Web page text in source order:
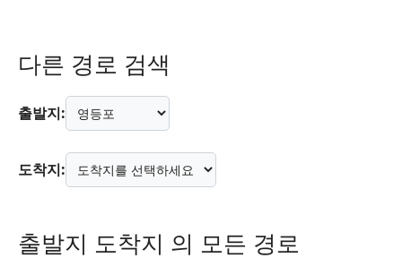
다른 경로 검색
출발지:
도착지:
출발지 도착지 의 모든 경로